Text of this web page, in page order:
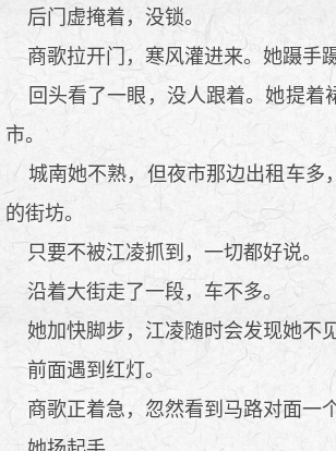
后门虚掩着，没锁。
商歌拉开门，寒风灌进来。她蹑手
回头看了一眼，没人跟着。她提着
市。
城南她不熟，但夜市那边出租车多
的街坊。
只要不被江凌抓到，一切都好说。
沿着大街走了一段，车不多。
她加快脚步，江凌随时会发现她不见
前面遇到红灯。
商歌正着急，忽然看到马路对面一